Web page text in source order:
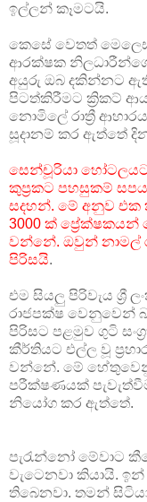
ඉල්ලන් කෑමටයි.
කෙසේ වෙතත්
ආරක්ෂක
අයුරු ඔබ දකින්නට
පිටත්කිරීමට ක්‍රිකට්
නොමිලේ රාත්‍රී
සූදානම් කර ඇත්තේ
සෙන්චූරියා
කුප්‍රකට පහසුකම්
සදහන්. මේ අනුව එක
3000 ක් ප්‍රේක්ෂකයන්
වන්නේ. ඔවුන් නාමල්
පිරිසයි.
එම සියලු පිරිවැය ශ්‍රී
රාජපක්ෂ වෙනුවෙන්
පිරිසට පළමුව ගුටි
කීර්තියට එල්ල වූ
වන්නේ. මේ
පරීක්ෂණයක්
නියෝග කර ඇත්තේ.
පැරැන්නෝ මේවාට
වැටෙනවා කියායි.
තිබෙනවා. තමන්